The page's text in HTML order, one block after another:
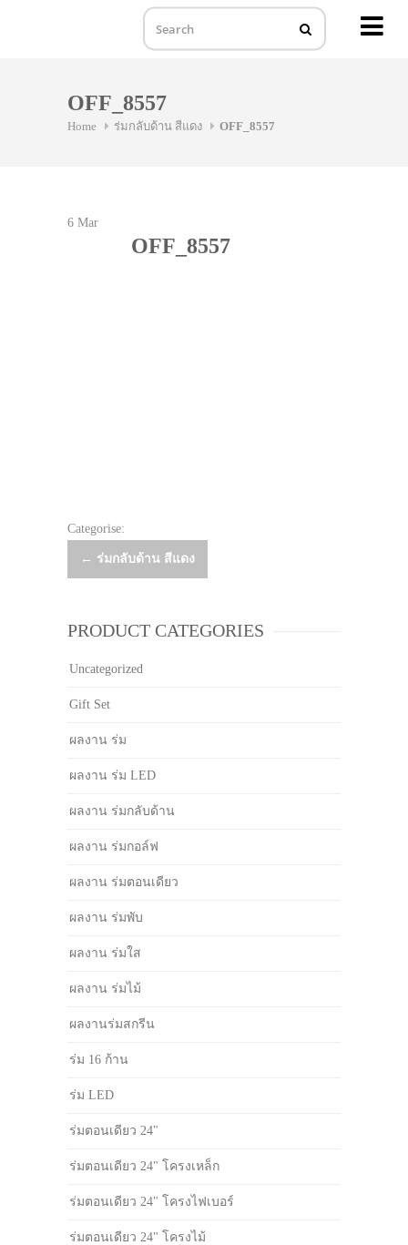
OFF_8557
Home ร่มกลับด้าน สีแดง OFF_8557
6 Mar
OFF_8557
Categorise:
Post
← ร่มกลับด้าน สีแดง
PRODUCT CATEGORIES
Uncategorized
Gift Set
ผลงาน ร่ม
ผลงาน ร่ม LED
ผลงาน ร่มกลับด้าน
ผลงาน ร่มกอล์ฟ
ผลงาน ร่มตอนเดียว
ผลงาน ร่มพับ
ผลงาน ร่มใส
ผลงาน ร่มไม้
ผลงานร่มสกรีน
ร่ม 16 ก้าน
ร่ม LED
ร่มตอนเดียว 24"
ร่มตอนเดียว 24" โครงเหล็ก
ร่มตอนเดียว 24" โครงไฟเบอร์
ร่มตอนเดียว 24" โครงไม้